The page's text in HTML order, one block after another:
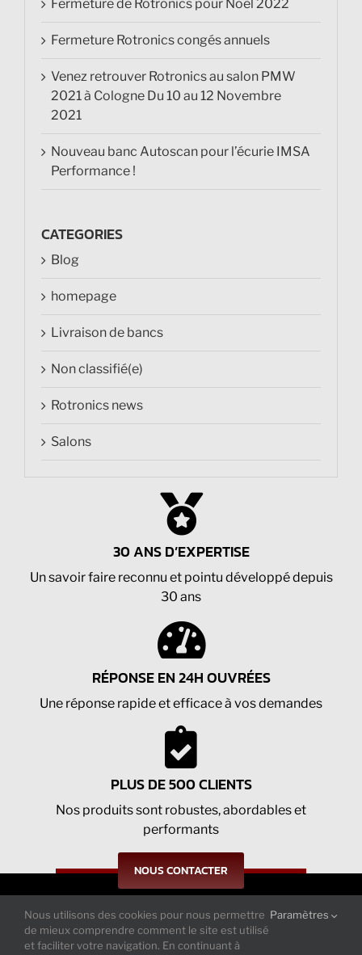
Fermeture de Rotronics pour Noël 2022
Fermeture Rotronics congés annuels
Venez retrouver Rotronics au salon PMW
2021 à Cologne Du 10 au 12 Novembre
2021
Nouveau banc Autoscan pour l’écurie IMSA
Performance !
CATEGORIES
Blog
homepage
Livraison de bancs
Non classifié(e)
Rotronics news
Salons
30 ANS D’EXPERTISE
Un savoir faire reconnu et pointu développé depuis
30 ans
RÉPONSE EN 24H OUVRÉES
Une réponse rapide et efficace à vos demandes
PLUS DE 500 CLIENTS
Nos produits sont robustes, abordables et
performants
NOUS CONTACTER
Suivez-nous sur nos réseaux : actualités
et tendances
Nous utilisons des cookies pour nous permettre
de mieux comprendre comment le site est utilisé
et faciliter votre navigation. En continuant à
Paramètres